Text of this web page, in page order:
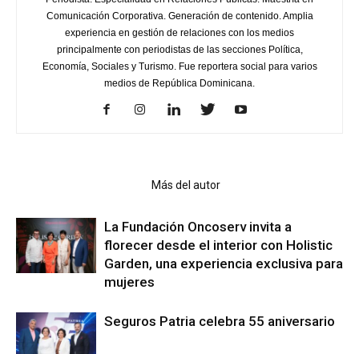
Comunicación Corporativa. Generación de contenido. Amplia
experiencia en gestión de relaciones con los medios
principalmente con periodistas de las secciones Política,
Economía, Sociales y Turismo. Fue reportera social para varios
medios de República Dominicana.
Más del autor
La Fundación Oncoserv invita a
florecer desde el interior con Holistic
Garden, una experiencia exclusiva para
mujeres
Seguros Patria celebra 55 aniversario